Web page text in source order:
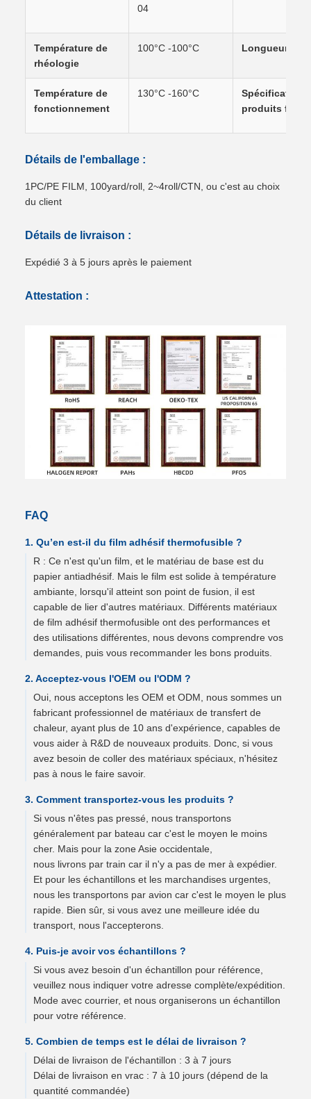
04
Température de
rhéologie
100°C -100°C Longueur
Température de
fonctionnement
130°C -160°C
Spécification
produits finis
Détails de l'emballage :
1PC/PE FILM, 100yard/roll, 2~4roll/CTN, ou c'est au choix
du client
Détails de livraison :
Expédié 3 à 5 jours après le paiement
Attestation :
FAQ
1. Qu’en est-il du film adhésif thermofusible ?
R : Ce n'est qu'un film, et le matériau de base est du
papier antiadhésif. Mais le film est solide à température
ambiante, lorsqu'il atteint son point de fusion, il est
capable de lier d'autres matériaux. Différents matériaux
de film adhésif thermofusible ont des performances et
des utilisations différentes, nous devons comprendre vos
demandes, puis vous recommander les bons produits.
2. Acceptez-vous l'OEM ou l'ODM ?
Oui, nous acceptons les OEM et ODM, nous sommes un
fabricant professionnel de matériaux de transfert de
chaleur, ayant plus de 10 ans d'expérience, capables de
vous aider à R&D de nouveaux produits. Donc, si vous
avez besoin de coller des matériaux spéciaux, n'hésitez
pas à nous le faire savoir.
3. Comment transportez-vous les produits ?
Si vous n'êtes pas pressé, nous transportons
généralement par bateau car c'est le moyen le moins
cher. Mais pour la zone Asie occidentale,
nous livrons par train car il n'y a pas de mer à expédier.
Et pour les échantillons et les marchandises urgentes,
nous les transportons par avion car c'est le moyen le plus
rapide. Bien sûr, si vous avez une meilleure idée du
transport, nous l'accepterons.
4. Puis-je avoir vos échantillons ?
Si vous avez besoin d'un échantillon pour référence,
veuillez nous indiquer votre adresse complète/expédition.
Mode avec courrier, et nous organiserons un échantillon
pour votre référence.
5. Combien de temps est le délai de livraison ?
Délai de livraison de l'échantillon : 3 à 7 jours
Délai de livraison en vrac : 7 à 10 jours (dépend de la
quantité commandée)